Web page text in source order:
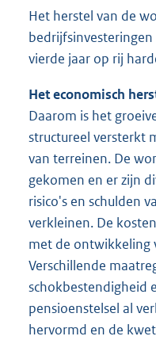
Het herstel van de
vierde jaar op rij
Het economisch
Daarom is het
structureel versterkt
van terreinen. De
gekomen en er zijn
risico's en schulden
verkleinen. De
met de ontwikkeling
Verschillende
schokbestendigheid
pensioenstelsel al
hervormd en de